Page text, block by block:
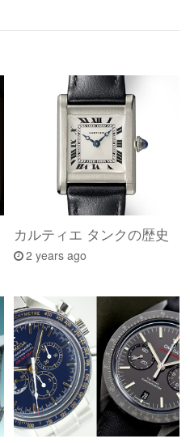
カルティエ タンクの歴史
2 years ago